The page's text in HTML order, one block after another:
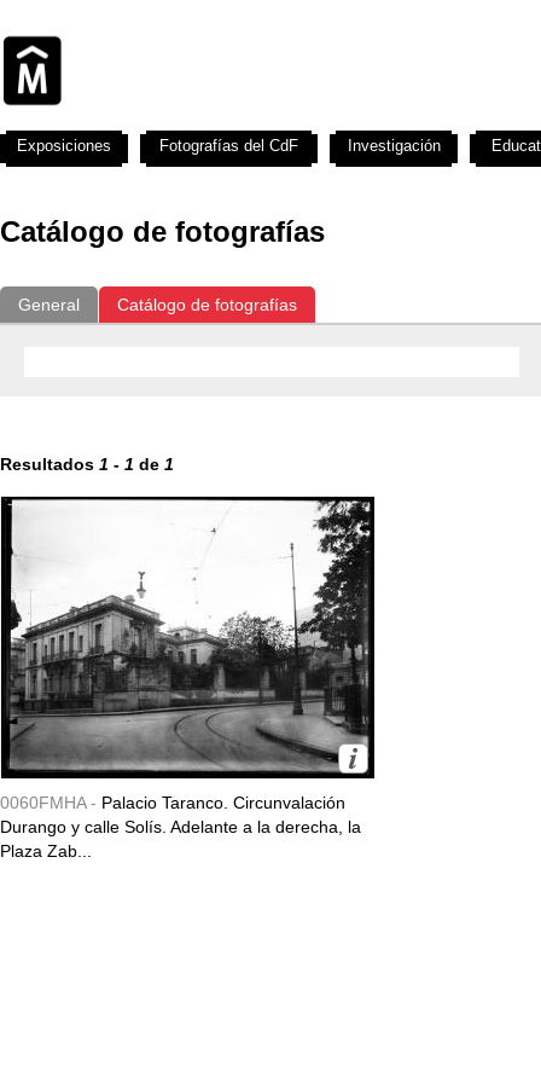
Catálogo de fotografías
General Catálogo de fotografías
Resultados 1 - 1 de 1
0060FMHA - Palacio Taranco. Circunvalación
Durango y calle Solís. Adelante a la derecha, la
Plaza Zab...
Exposiciones Fotografías del CdF Investigación